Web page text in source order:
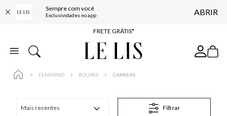
Sempre com você
Exclusividades no app ABRIR
ENTREGA EXPRESSA*
FRETE GRÁTIS*
BAIXE O APP
FEMININO ROUPAS CAMISAS
Mais recentes Filtrar